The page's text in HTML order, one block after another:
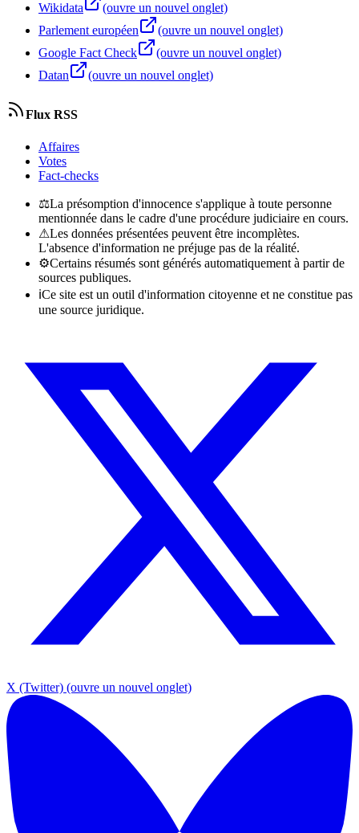
Wikidata
(ouvre un nouvel onglet)
Parlement européen
(ouvre un nouvel onglet)
Google Fact Check
(ouvre un nouvel onglet)
Datan
(ouvre un nouvel onglet)
Flux RSS
Affaires
Votes
Fact-checks
⚖La présomption d'innocence s'applique à toute personne
mentionnée dans le cadre d'une procédure judiciaire en cours.
⚠Les données présentées peuvent être incomplètes.
L'absence d'information ne préjuge pas de la réalité.
⚙Certains résumés sont générés automatiquement à partir de
sources publiques.
ℹCe site est un outil d'information citoyenne et ne constitue pas
une source juridique.
X (Twitter) (ouvre un nouvel onglet)